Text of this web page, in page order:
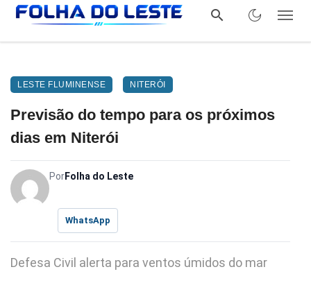
LESTE FLUMINENSE NITERÓI
Previsão do tempo para os próximos
dias em Niterói
PorFolha do Leste
WhatsApp
Defesa Civil alerta para ventos úmidos do mar